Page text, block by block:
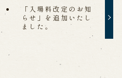
「入場料改定のお知
らせ」を追加いたし
ました。